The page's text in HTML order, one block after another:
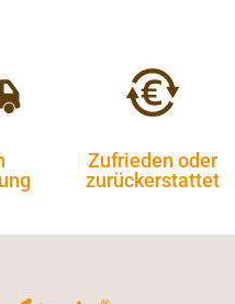
Zufrieden oder
zurückerstattet